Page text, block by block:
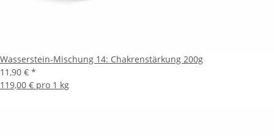
Wasserstein-Mischung 14: Chakrenstärkung 200g
11,90 € *
119,00 € pro 1 kg